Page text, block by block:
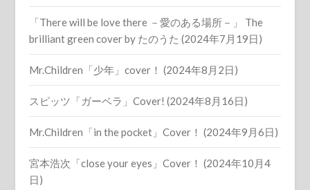
「There will be love there －愛のある場所－」 The
brilliant green cover by たのうた (2024年7月19日)
Mr.Children「少年」cover！ (2024年8月2日)
スピッツ「ガーベラ」Cover! (2024年8月16日)
Mr.Children「in the pocket」Cover！ (2024年9月6日)
宮本浩次「close your eyes」Cover！ (2024年10月4
日)